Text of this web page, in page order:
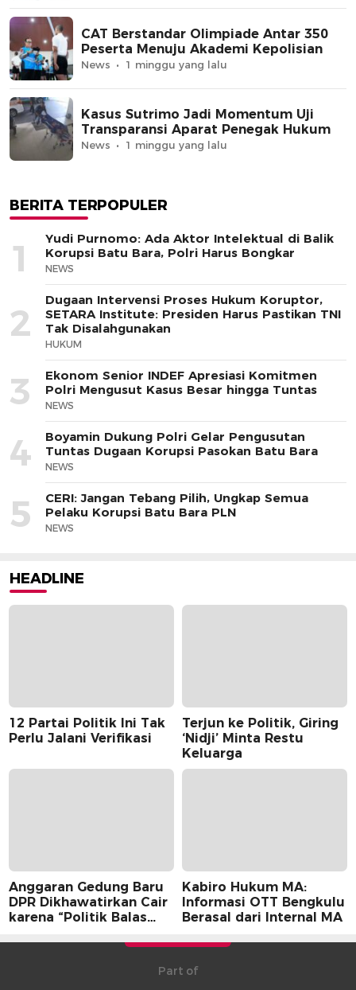
CAT Berstandar Olimpiade Antar 350
Peserta Menuju Akademi Kepolisian
News 1 minggu yang lalu
Kasus Sutrimo Jadi Momentum Uji
Transparansi Aparat Penegak Hukum
News 1 minggu yang lalu
BERITA TERPOPULER
1
Yudi Purnomo: Ada Aktor Intelektual di Balik
Korupsi Batu Bara, Polri Harus Bongkar
NEWS
2
Dugaan Intervensi Proses Hukum Koruptor,
SETARA Institute: Presiden Harus Pastikan TNI
Tak Disalahgunakan
HUKUM
3
Ekonom Senior INDEF Apresiasi Komitmen
Polri Mengusut Kasus Besar hingga Tuntas
NEWS
4
Boyamin Dukung Polri Gelar Pengusutan
Tuntas Dugaan Korupsi Pasokan Batu Bara
NEWS
5
CERI: Jangan Tebang Pilih, Ungkap Semua
Pelaku Korupsi Batu Bara PLN
NEWS
HEADLINE
12 Partai Politik Ini Tak
Perlu Jalani Verifikasi
Terjun ke Politik, Giring
‘Nidji’ Minta Restu
Keluarga
Anggaran Gedung Baru
DPR Dikhawatirkan Cair
karena “Politik Balas
Kabiro Hukum MA:
Informasi OTT Bengkulu
Berasal dari Internal MA
Part of